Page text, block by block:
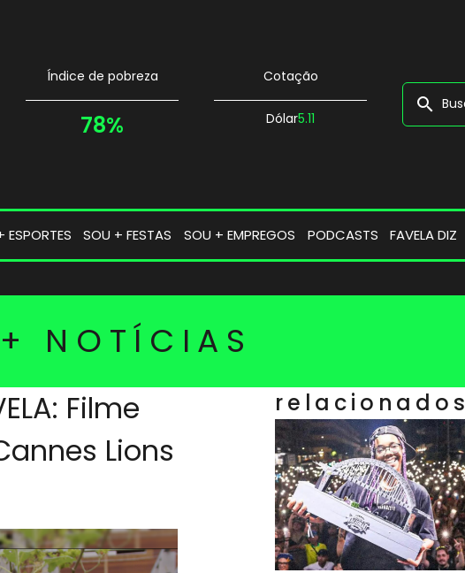
Índice de pobreza
78%
Cotação
Dólar5.11
search
ESPORTES SOU + FESTAS SOU + EMPREGOS PODCASTS FAVELA DIZ
NOTÍCIAS
Filme
Lions
relacionados